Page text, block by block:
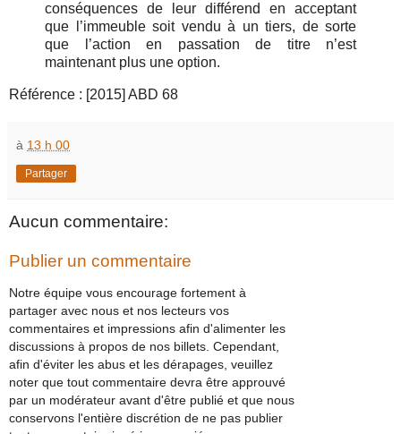
conséquences de leur différend en acceptant
que l’immeuble soit vendu à un tiers, de sorte
que l’action en passation de titre n’est
maintenant plus une option.
Référence : [2015] ABD 68
à 13 h 00
Partager
Aucun commentaire:
Publier un commentaire
Notre équipe vous encourage fortement à
partager avec nous et nos lecteurs vos
commentaires et impressions afin d'alimenter les
discussions à propos de nos billets. Cependant,
afin d'éviter les abus et les dérapages, veuillez
noter que tout commentaire devra être approuvé
par un modérateur avant d'être publié et que nous
conservons l'entière discrétion de ne pas publier